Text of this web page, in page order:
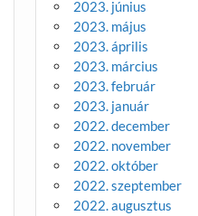
2023. június
2023. május
2023. április
2023. március
2023. február
2023. január
2022. december
2022. november
2022. október
2022. szeptember
2022. augusztus